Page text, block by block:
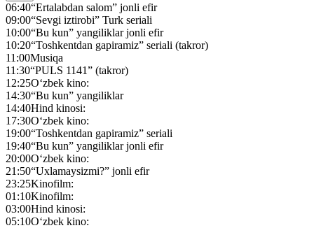
06:40“Ertalabdan salom” jonli efir
09:00“Sevgi iztirobi” Turk seriali
10:00“Bu kun” yangiliklar jonli efir
10:20“Toshkentdan gapiramiz” seriali (takror)
11:00Musiqa
11:30“PULS 1141” (takror)
12:25O‘zbek kino:
14:30“Bu kun” yangiliklar
14:40Hind kinosi:
17:30O‘zbek kino:
19:00“Toshkentdan gapiramiz” seriali
19:40“Bu kun” yangiliklar jonli efir
20:00O‘zbek kino:
21:50“Uxlamaysizmi?” jonli efir
23:25Kinofilm:
01:10Kinofilm:
03:00Hind kinosi:
05:10O‘zbek kino: